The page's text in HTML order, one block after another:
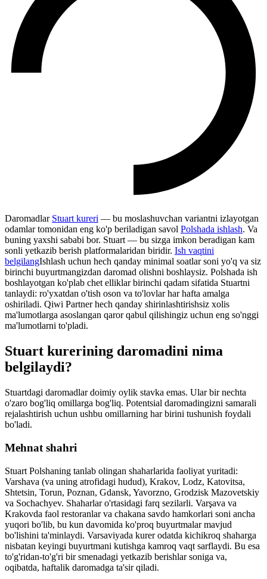
Daromadlar Stuart kureri — bu moslashuvchan variantni izlayotgan
odamlar tomonidan eng ko'p beriladigan savol Polshada ishlash. Va
buning yaxshi sababi bor. Stuart — bu sizga imkon beradigan kam
sonli yetkazib berish platformalaridan biridir. Ish vaqtini
belgilangIshlash uchun hech qanday minimal soatlar soni yo'q va siz
birinchi buyurtmangizdan daromad olishni boshlaysiz. Polshada ish
boshlayotgan ko'plab chet elliklar birinchi qadam sifatida Stuartni
tanlaydi: ro'yxatdan o'tish oson va to'lovlar har hafta amalga
oshiriladi. Qiwi Partner hech qanday shirinlashtirishsiz xolis
ma'lumotlarga asoslangan qaror qabul qilishingiz uchun eng so'nggi
ma'lumotlarni to'pladi.
Stuart kurerining daromadini nima
belgilaydi?
Stuartdagi daromadlar doimiy oylik stavka emas. Ular bir nechta
o'zaro bog'liq omillarga bog'liq. Potentsial daromadingizni samarali
rejalashtirish uchun ushbu omillarning har birini tushunish foydali
bo'ladi.
Mehnat shahri
Stuart Polshaning tanlab olingan shaharlarida faoliyat yuritadi:
Varshava (va uning atrofidagi hudud), Krakov, Lodz, Katovitsa,
Shtetsin, Torun, Poznan, Gdansk, Yavorzno, Grodzisk Mazovetskiy
va Sochachyev. Shaharlar o'rtasidagi farq sezilarli. Varşava va
Krakovda faol restoranlar va chakana savdo hamkorlari soni ancha
yuqori bo'lib, bu kun davomida ko'proq buyurtmalar mavjud
bo'lishini ta'minlaydi. Varsaviyada kurer odatda kichikroq shaharga
nisbatan keyingi buyurtmani kutishga kamroq vaqt sarflaydi. Bu esa
to'g'ridan-to'g'ri bir smenadagi yetkazib berishlar soniga va,
oqibatda, haftalik daromadga ta'sir qiladi.